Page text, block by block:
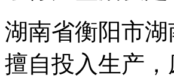
湖南省衡阳市
擅自投入生产